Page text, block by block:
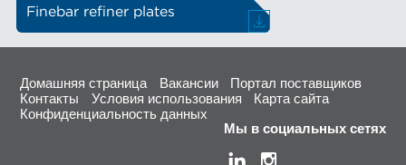
Finebar refiner plates
Домашняя страница Вакансии
Портал поставщиков
Контакты
Условия использования
Карта сайта
Конфиденциальность данных
Мы в социальных сетях